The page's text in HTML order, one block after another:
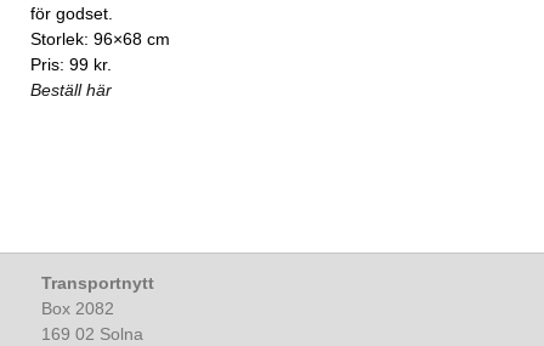
för godset.
Storlek: 96×68 cm
Pris: 99 kr.
Beställ här
Transportnytt
Box 2082
169 02 Solna